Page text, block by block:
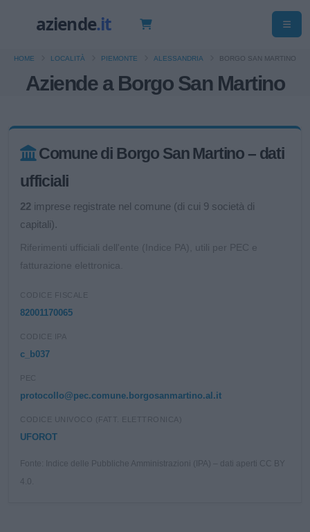
Aziende a Borgo San Martino
HOME LOCALITÀ PIEMONTE ALESSANDRIA BORGO SAN MARTINO
Comune di Borgo San Martino – dati
ufficiali
22 imprese registrate nel comune (di cui 9 società di
capitali).
Riferimenti ufficiali dell'ente (Indice PA), utili per PEC e
fatturazione elettronica.
CODICE FISCALE
82001170065
CODICE IPA
c_b037
PEC
protocollo@pec.comune.borgosanmartino.al.it
CODICE UNIVOCO (FATT. ELETTRONICA)
UFOROT
Fonte: Indice delle Pubbliche Amministrazioni (IPA) – dati aperti CC BY